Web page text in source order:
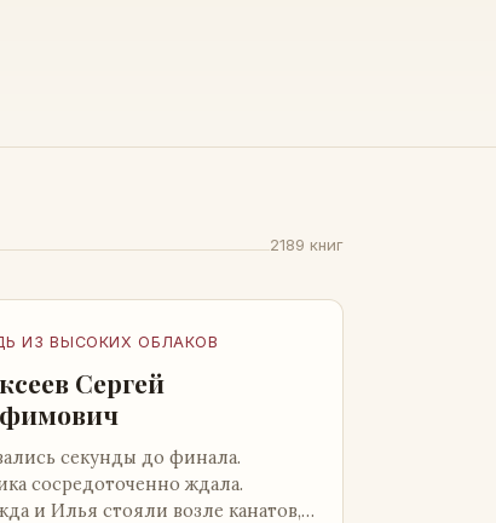
2189 книг
ИЗ ВЫСОКИХ ОБЛАКОВ
Сергей
секунды до финала.
сосредоточенно ждала.
и Илья стояли возле канатов,